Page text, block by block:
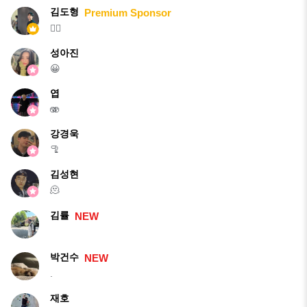
김도형 Premium Sponsor
🙂‍↔️
성아진
😀
엽
🫨
강경욱
🦿
김성현
🫠
김률 NEW
박건수 NEW
.
재호